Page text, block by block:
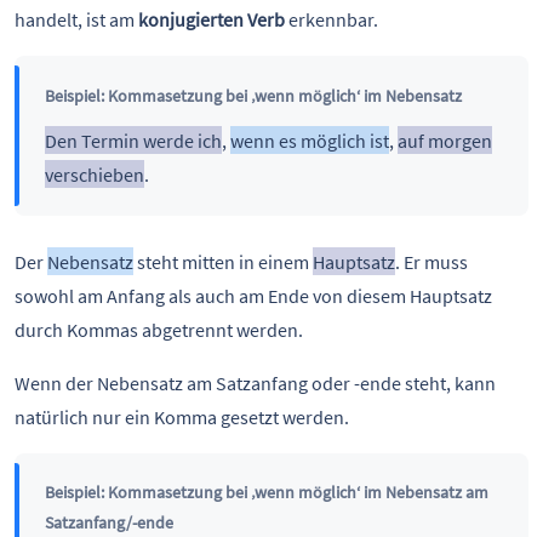
handelt, ist am konjugierten Verberkennbar.
Beispiel: Kommasetzung bei ‚wenn möglich‘ im Nebensatz
Den Termin werde ich, wenn es möglich ist, auf morgen
verschieben.
Der Nebensatzsteht mitten in einem Hauptsatz. Er muss
sowohl am Anfang als auch am Ende von diesem Hauptsatz
durch Kommas abgetrennt werden.
Wenn der Nebensatz am Satzanfang oder -ende steht, kann
natürlich nur ein Komma gesetzt werden.
Beispiel: Kommasetzung bei ‚wenn möglich‘ im Nebensatz am
Satzanfang/-ende